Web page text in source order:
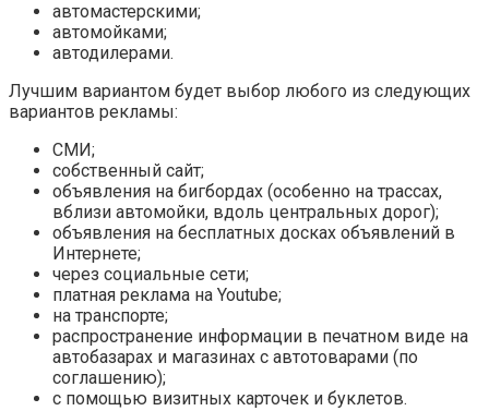
автомастерскими;
автомойками;
автодилерами.
Лучшим вариантом будет выбор любого из следующих
вариантов рекламы:
СМИ;
собственный сайт;
объявления на бигбордах (особенно на трассах,
вблизи автомойки, вдоль центральных дорог);
объявления на бесплатных досках объявлений в
Интернете;
через социальные сети;
платная реклама на Youtube;
на транспорте;
распространение информации в печатном виде на
автобазарах и магазинах с автотоварами (по
соглашению);
с помощью визитных карточек и буклетов.